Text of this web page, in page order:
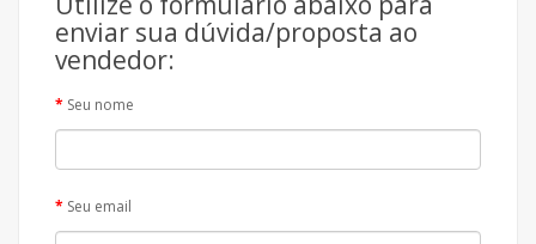
enviar sua dúvida/proposta ao
vendedor:
Seu nome
Seu email